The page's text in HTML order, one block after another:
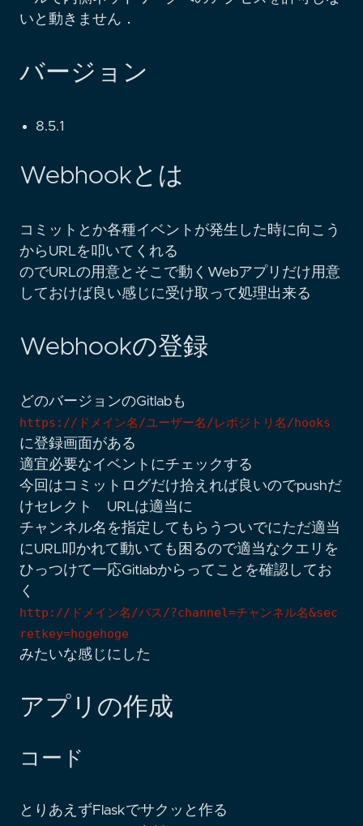
いと動きません．
バージョン
8.5.1
Webhookとは
コミットとか各種イベントが発生した時に向こう
からURLを叩いてくれる
のでURLの用意とそこで動くWebアプリだけ用意
しておけば良い感じに受け取って処理出来る
Webhookの登録
どのバージョンのGitlabも
https://ドメイン名/ユーザー名/レポジトリ名/hooks
に登録画面がある
適宜必要なイベントにチェックする
今回はコミットログだけ拾えれば良いのでpushだ
けセレクト URLは適当に
チャンネル名を指定してもらうついでにただ適当
にURL叩かれて動いても困るので適当なクエリを
ひっつけて一応Gitlabからってことを確認してお
く
http://ドメイン名/パス/?channel=チャンネル名&sec
retkey=hogehoge
みたいな感じにした
アプリの作成
コード
とりあえずFlaskでサクッと作る